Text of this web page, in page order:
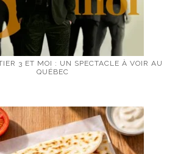
3 ET MOI : UN SPECTACLE À VOIR AU
QUÉBEC